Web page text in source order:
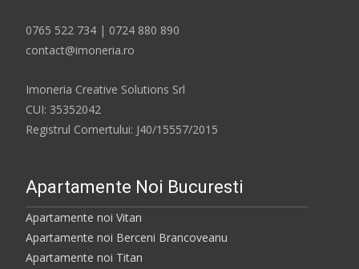
0765 522 734 | 0724 880 890
contact@imoneria.ro
Imoneria Creative Solutions Srl
CUI: 35352042
Registrul Comertului: J40/15557/2015
Apartamente Noi Bucuresti
Apartamente noi Vitan
Apartamente noi Berceni Brancoveanu
Apartamente noi Titan